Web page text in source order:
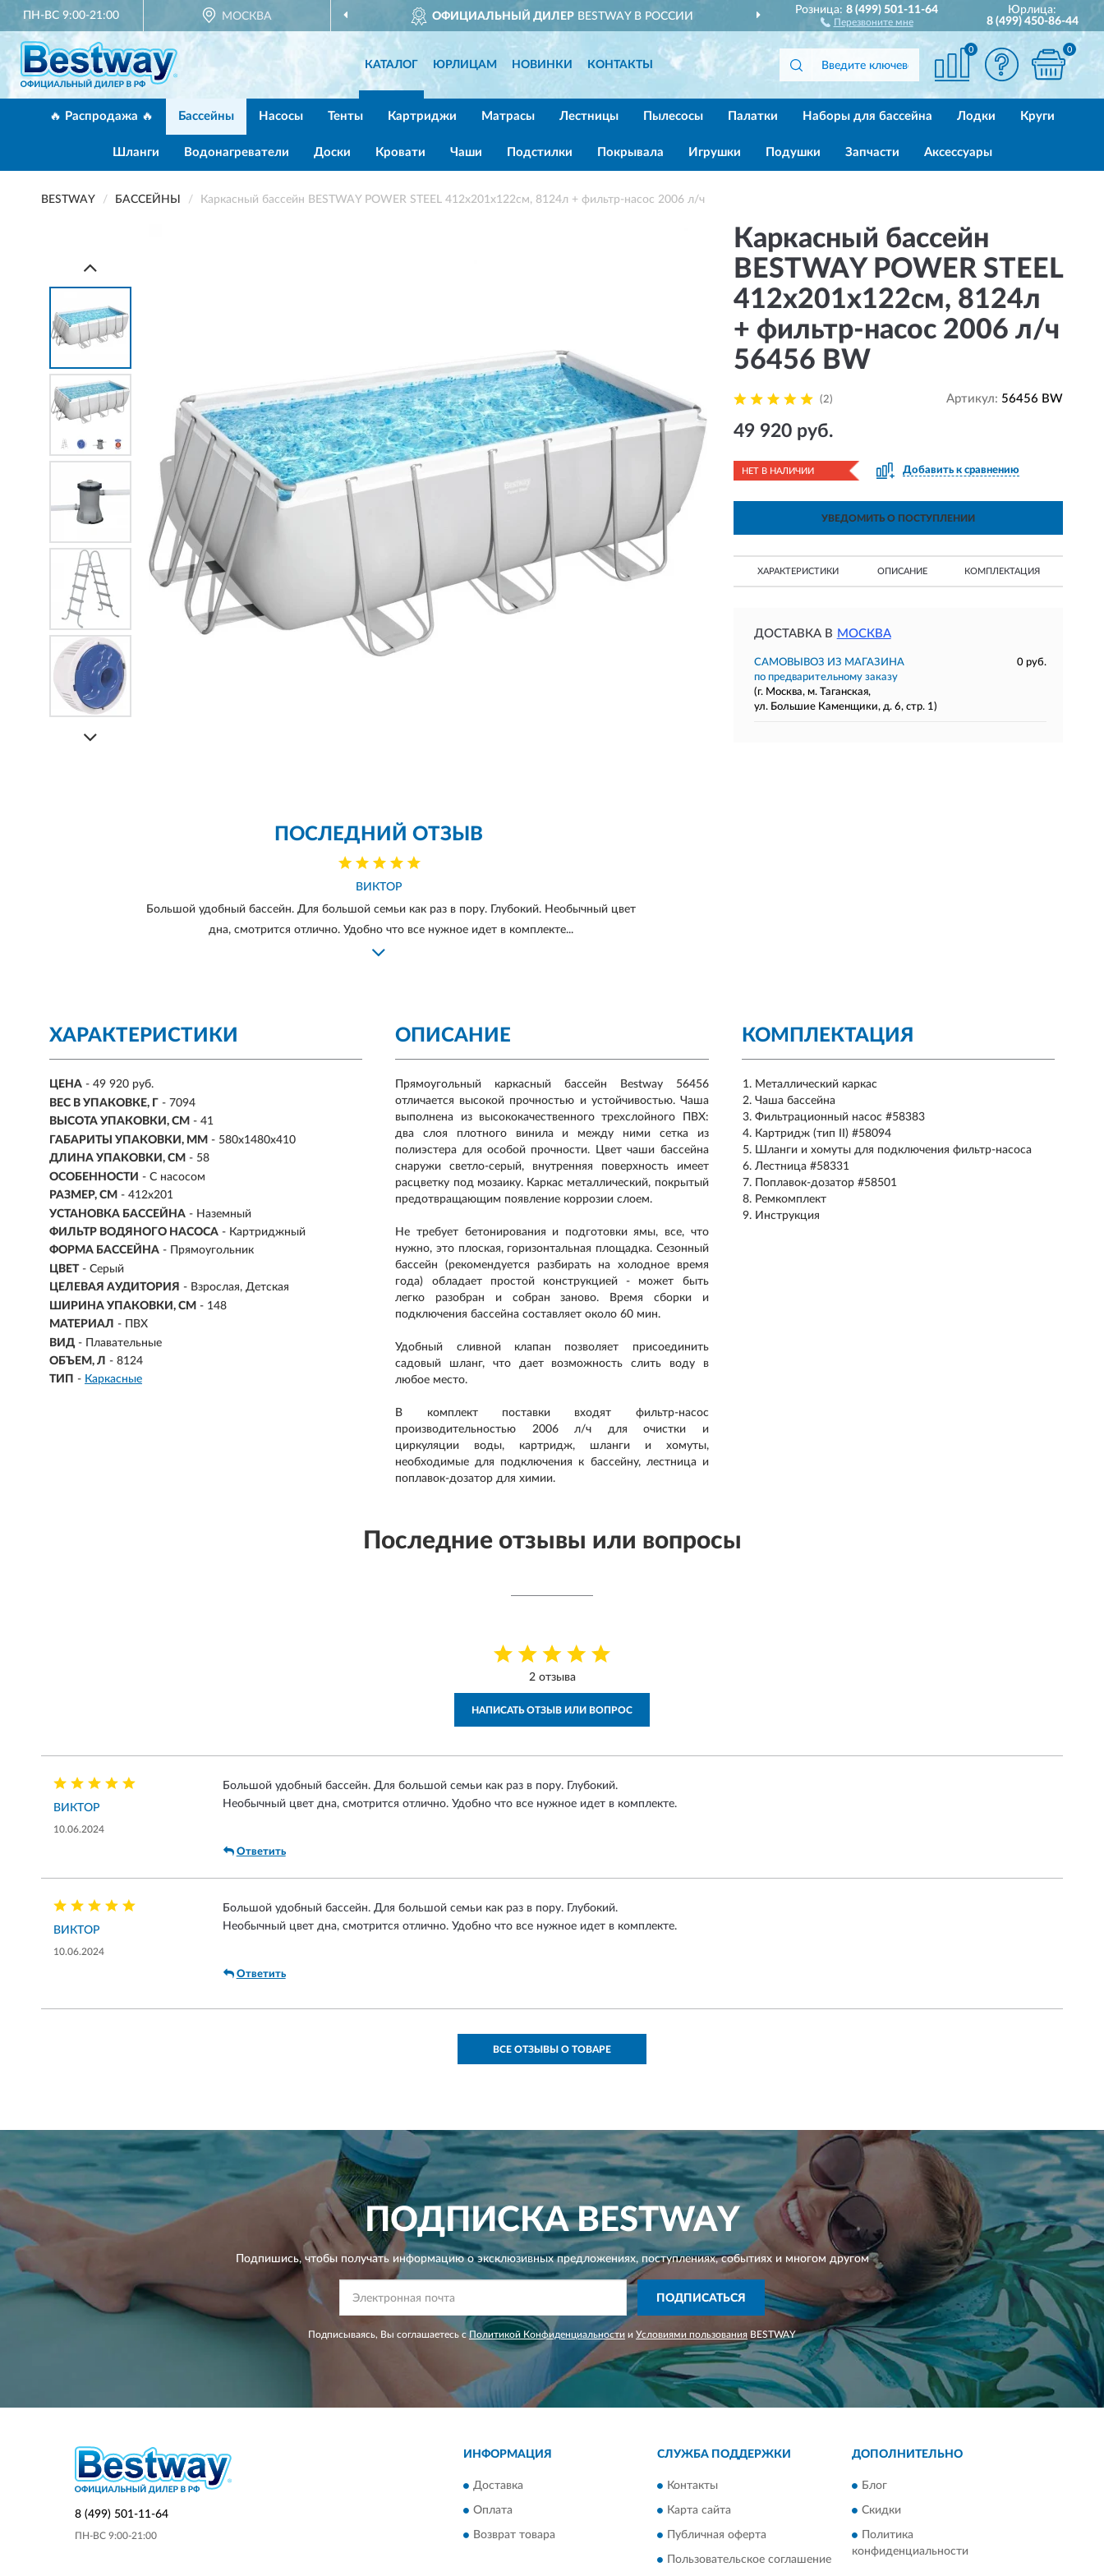
ПН-ВС 9:00-21:00 МОСКВА ОФИЦИАЛЬНЫЙ ДИЛЕР BESTWAY В РОССИИ ДОСТАВИМ ПО ВСЕЙ РОССИИ
Розница:8 (499) 501-11-64
Перезвоните мне
Юрлица:
8 (499) 450-86-44
КАТАЛОГ ЮРЛИЦАМ НОВИНКИ КОНТАКТЫ
0 0
🔥 Распродажа 🔥 Бассейны Насосы Тенты Картриджи Матрасы Лестницы Пылесосы Палатки Наборы для бассейна Лодки Круги
Шланги Водонагреватели Доски Кровати Чаши Подстилки Покрывала Игрушки Подушки Запчасти Аксессуары
BESTWAY БАССЕЙНЫ Каркасный бассейн BESTWAY POWER STEEL 412х201х122см, 8124л + фильтр-насос 2006 л/ч
ПОСЛЕДНИЙ ОТЗЫВ
ВИКТОР
Большой удобный бассейн. Для большой семьи как раз в пору. Глубокий. Необычный цвет
дна, смотрится отлично. Удобно что все нужное идет в комплекте...
Каркасный бассейн
BESTWAY POWER STEEL
412х201х122см, 8124л
+ фильтр-насос 2006 л/ч
56456 BW
(2) Артикул: 56456 BW
49 920 руб.
НЕТ В НАЛИЧИИ Добавить к сравнению
УВЕДОМИТЬ О ПОСТУПЛЕНИИ
ХАРАКТЕРИСТИКИ ОПИСАНИЕ КОМПЛЕКТАЦИЯ
ДОСТАВКА В МОСКВА
САМОВЫВОЗ ИЗ МАГАЗИНА
0 руб.
по предварительному заказу
(г. Москва, м. Таганская,
ул. Большие Каменщики, д. 6, стр. 1)
ХАРАКТЕРИСТИКИ
ЦЕНА - 49 920 руб.
ВЕС В УПАКОВКЕ, Г - 7094
ВЫСОТА УПАКОВКИ, СМ - 41
ГАБАРИТЫ УПАКОВКИ, ММ - 580х1480х410
ДЛИНА УПАКОВКИ, СМ - 58
ОСОБЕННОСТИ - С насосом
РАЗМЕР, СМ - 412х201
УСТАНОВКА БАССЕЙНА - Наземный
ФИЛЬТР ВОДЯНОГО НАСОСА - Картриджный
ФОРМА БАССЕЙНА - Прямоугольник
ЦВЕТ - Серый
ЦЕЛЕВАЯ АУДИТОРИЯ - Взрослая, Детская
ШИРИНА УПАКОВКИ, СМ - 148
МАТЕРИАЛ - ПВХ
ВИД - Плавательные
ОБЪЕМ, Л - 8124
ТИП - Каркасные
КОМПЛЕКТАЦИЯ
Металлический каркас
Чаша бассейна
Фильтрационный насос #58383
Картридж (тип II) #58094
Шланги и хомуты для подключения фильтр-насоса
Лестница #58331
Поплавок-дозатор #58501
Ремкомплект
Инструкция
ОПИСАНИЕ
Прямоугольный каркасный бассейн Bestway 56456
отличается высокой прочностью и устойчивостью. Чаша
выполнена из высококачественного трехслойного ПВХ:
два слоя плотного винила и между ними сетка из
полиэстера для особой прочности. Цвет чаши бассейна
снаружи светло-серый, внутренняя поверхность имеет
расцветку под мозаику. Каркас металлический, покрытый
предотвращающим появление коррозии слоем.
Не требует бетонирования и подготовки ямы, все, что
нужно, это плоская, горизонтальная площадка. Сезонный
бассейн (рекомендуется разбирать на холодное время
года) обладает простой конструкцией - может быть
легко разобран и собран заново. Время сборки и
подключения бассейна составляет около 60 мин.
Удобный сливной клапан позволяет присоединить
садовый шланг, что дает возможность слить воду в
любое место.
В комплект поставки входят фильтр-насос
производительностью 2006 л/ч для очистки и
циркуляции воды, картридж, шланги и хомуты,
необходимые для подключения к бассейну, лестница и
поплавок-дозатор для химии.
Последние отзывы или вопросы
2 отзыва
НАПИСАТЬ ОТЗЫВ ИЛИ ВОПРОС
ВИКТОР
10.06.2024
Большой удобный бассейн. Для большой семьи как раз в пору. Глубокий.
Необычный цвет дна, смотрится отлично. Удобно что все нужное идет в комплекте.
Ответить
ВИКТОР
10.06.2024
Большой удобный бассейн. Для большой семьи как раз в пору. Глубокий.
Необычный цвет дна, смотрится отлично. Удобно что все нужное идет в комплекте.
Ответить
ВСЕ ОТЗЫВЫ О ТОВАРЕ
ПОДПИСКАBESTWAY
Подпишись, чтобы получать информацию о эксклюзивных предложениях,поступлениях, событиях и многом другом
ПОДПИСАТЬСЯ
Подписываясь, Вы соглашаетесь сПолитикой Конфиденциальности и Условиями пользования BESTWAY
8 (499) 501-11-64
ПН-ВС 9:00-21:00
ИНФОРМАЦИЯ
Доставка
Оплата
Возврат товара
СЛУЖБА ПОДДЕРЖКИ
Контакты
Карта сайта
Публичная оферта
Пользовательское соглашение
ДОПОЛНИТЕЛЬНО
Блог
Скидки
Политика
конфиденциальности